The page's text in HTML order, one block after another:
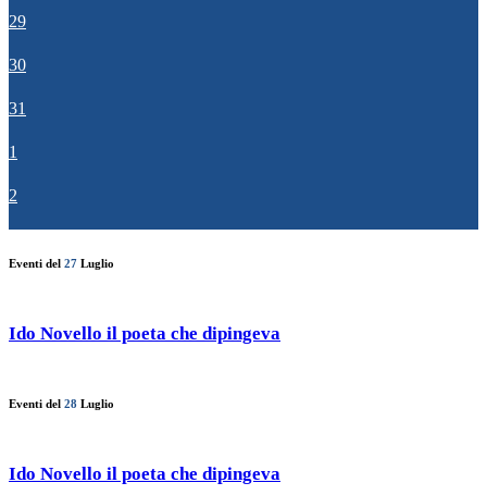
29
30
31
1
2
Eventi del 27 Luglio
Ido Novello il poeta che dipingeva
Eventi del 28 Luglio
Ido Novello il poeta che dipingeva